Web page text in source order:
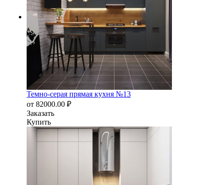
Темно-серая прямая кухня №13
от 82000.00 ₽
Заказать
Купить